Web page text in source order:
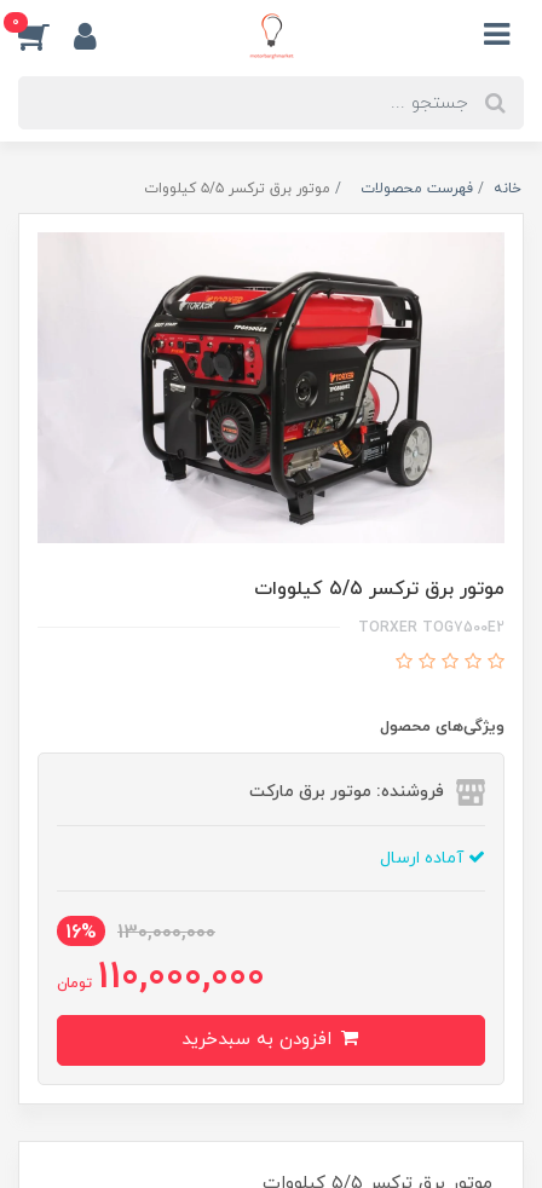
0
خانه فهرست محصولات موتور برق ترکسر ۵/۵ کیلووات
موتور برق ترکسر ۵/۵ کیلووات
TORXER TOG7500E2
ویژگی‌های محصول
فروشنده: موتور برق مارکت
آماده ارسال
130,000,000
16%
110,000,000 تومان